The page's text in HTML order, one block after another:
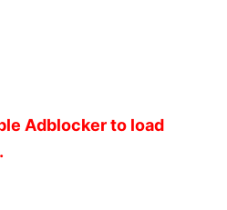
Adblocker to load